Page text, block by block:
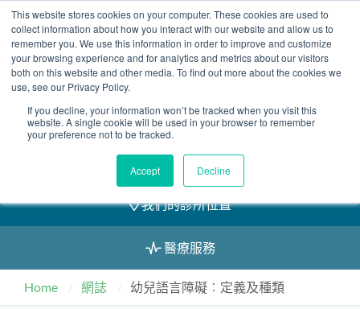
This website stores cookies on your computer. These cookies are used to
collect information about how you interact with our website and allow us to
remember you. We use this information in order to improve and customize
your browsing experience and for analytics and metrics about our visitors
both on this website and other media. To find out more about the cookies we
use, see our Privacy Policy.
If you decline, your information won’t be tracked when you visit this
website. A single cookie will be used in your browser to remember
your preference not to be tracked.
Accept Decline
Skip
to
content
2155 9055
預約
我們的醫護團隊
我們的診所位置
醫療服務
Home 網誌 幼兒語言障礙︰定義及種類